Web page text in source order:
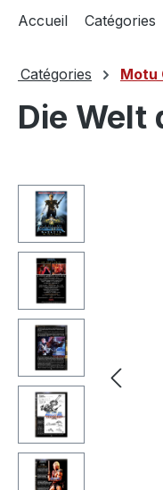
Accueil Catégories
Catégories Motu
Die Welt
Ignorer la galerie